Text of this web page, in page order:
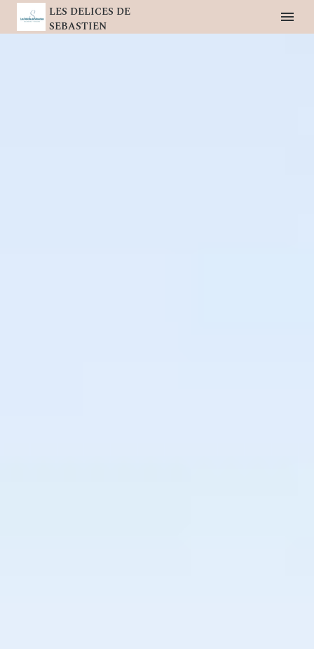
LES DELICES DE
SEBASTIEN